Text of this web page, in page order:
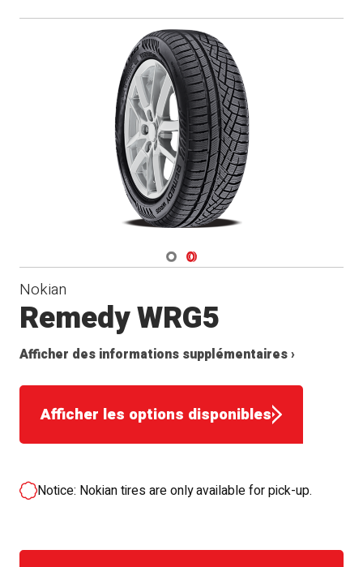
Navigate 1
Navigate 2
Nokian
Remedy WRG5
Afficher des informations supplémentaires ›
Afficher les options disponibles
Notice: Nokian tires are only available for pick-up.